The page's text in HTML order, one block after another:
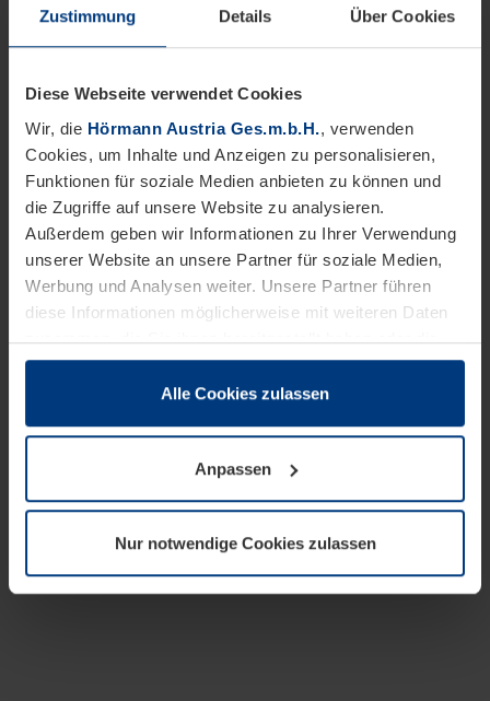
Zustimmung Details Über Cookies
Diese Webseite verwendet Cookies
Wir, die Hörmann Austria Ges.m.b.H., verwenden
Cookies, um Inhalte und Anzeigen zu personalisieren,
Funktionen für soziale Medien anbieten zu können und
die Zugriffe auf unsere Website zu analysieren.
Außerdem geben wir Informationen zu Ihrer Verwendung
unserer Website an unsere Partner für soziale Medien,
Werbung und Analysen weiter. Unsere Partner führen
diese Informationen möglicherweise mit weiteren Daten
zusammen, die Sie ihnen bereitgestellt haben oder die
sie im Rahmen Ihrer Nutzung der Dienste gesammelt
wenn diese für den Betrieb dieser Seite unbedingt
notwendig sind. Für alle anderen Cookie-Typen benötigen
wir Ihre Erlaubnis. Ihre Einwilligung können Sie jederzeit
Datenschutzerklärungunserer Website ändern oder
widerrufen.
Alle Cookies zulassen
Anpassen
Nur notwendige Cookies zulassen